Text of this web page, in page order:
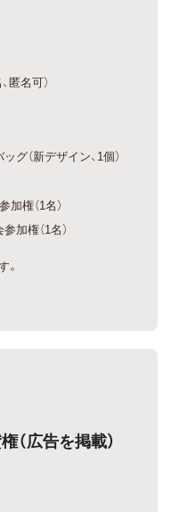
匿名可）
（新デザイン、1個）
権（1名）
加権（1名）
。
（広告を掲載）